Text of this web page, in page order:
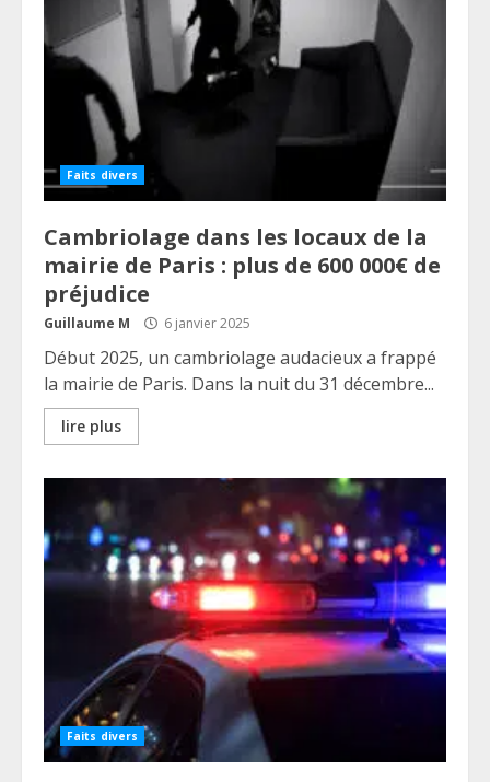
Faits divers
Cambriolage dans les locaux de la
mairie de Paris : plus de 600 000€ de
préjudice
Guillaume M 6 janvier 2025
Début 2025, un cambriolage audacieux a frappé
la mairie de Paris. Dans la nuit du 31 décembre...
lire plus
Faits divers